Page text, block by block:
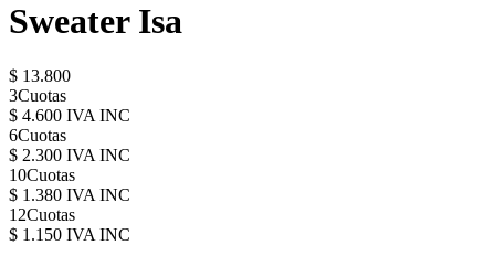
Sweater Isa
$ 13.800
3Cuotas
$ 4.600 IVA INC
6Cuotas
$ 2.300 IVA INC
10Cuotas
$ 1.380 IVA INC
12Cuotas
$ 1.150 IVA INC